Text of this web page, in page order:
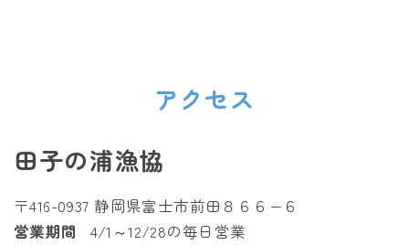
アクセス
田子の浦漁協
〒416-0937 静岡県富士市前田８６６−６
営業期間
4/1～12/28の毎日営業